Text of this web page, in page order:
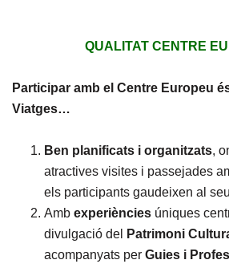
QUALITAT CENTRE
Participar amb el Centre Europeu
Viatges…
Ben planificats i organitzats,
atractives visites i passejades
els participants gaudeixen al
Amb experiències úniques
divulgació del
Patrimoni
acompanyats per Guies i